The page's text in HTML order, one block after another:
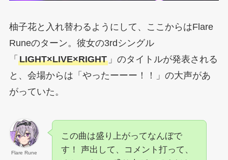
柚子花と入れ替わるようにして、ここからはFlare
Runeのターン。彼女の3rdシングル
「 LIGHT×LIVE×RIGHT」のタイトルが発表される
と、会場からは「やったーーー！！」の大声があ
がっていた。
Flare Rune
この曲は盛り上がってなんぼで
す！ 声出して、コメント打って、